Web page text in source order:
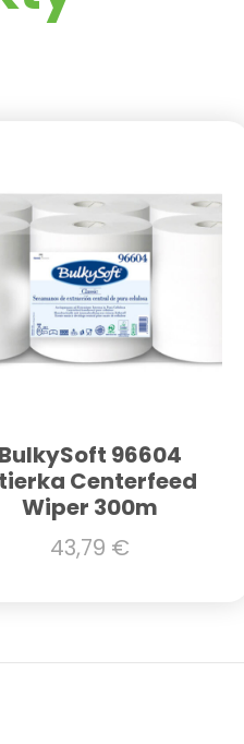
BulkySoft 96604
Centerfeed
Wiper 300m
43,79 €